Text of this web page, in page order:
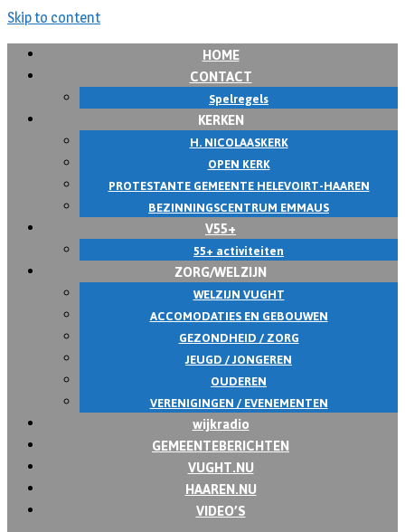
Skip to content
HOME
CONTACT
Spelregels
KERKEN
H. NICOLAASKERK
OPEN KERK
PROTESTANTE GEMEENTE HELEVOIRT-HAAREN
BEZINNINGSCENTRUM EMMAUS
V55+
55+ activiteiten
ZORG/WELZIJN
WELZIJN VUGHT
ACCOMODATIES EN GEBOUWEN
GEZONDHEID / ZORG
JEUGD / JONGEREN
OUDEREN
VERENIGINGEN / EVENEMENTEN
wijkradio
GEMEENTEBERICHTEN
VUGHT.NU
HAAREN.NU
VIDEO’S